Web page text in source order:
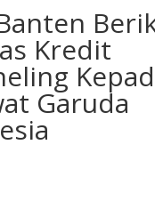
Kredit
Garuda